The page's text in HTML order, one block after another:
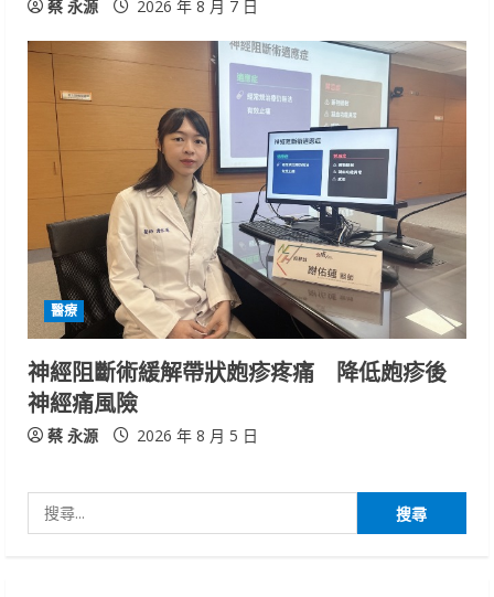
蔡 永源 2026 年 8 月 7 日
醫療
神經阻斷術緩解帶狀皰疹疼痛 降低皰疹後
神經痛風險
蔡 永源 2026 年 8 月 5 日
尋